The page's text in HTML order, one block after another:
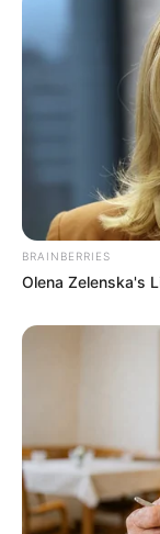
TAGS
ΕΥΒΟΙΑ
BRAINBERRIES
Olena Zelenska's